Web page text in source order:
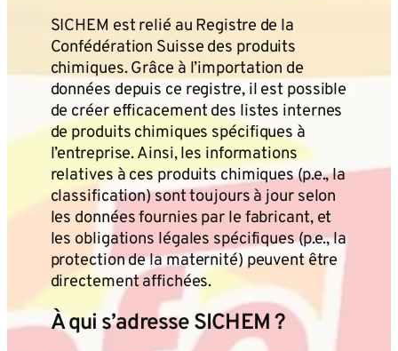
SICHEM est relié au Registre de la
Confédération Suisse des produits
chimiques. Grâce à l’importation de
données depuis ce registre, il est possible
de créer efficacement des listes internes
de produits chimiques spécifiques à
l’entreprise. Ainsi, les informations
relatives à ces produits chimiques (p.e., la
classification) sont toujours à jour selon
les données fournies par le fabricant, et
les obligations légales spécifiques (p.e., la
protection de la maternité) peuvent être
directement affichées.
À qui s’adresse SICHEM ?